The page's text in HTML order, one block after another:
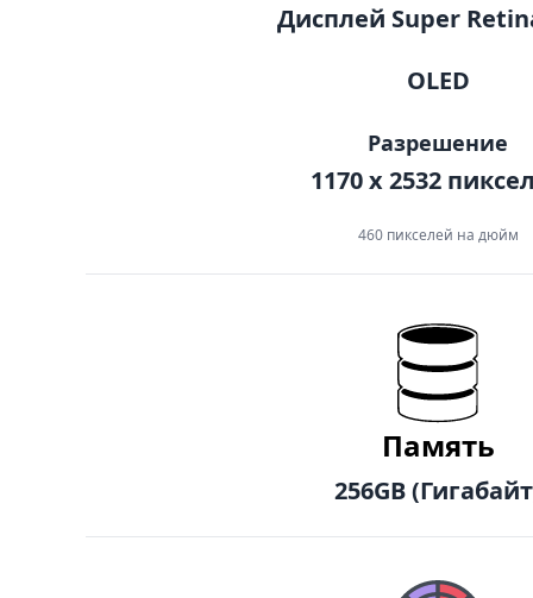
Дисплей Super
OLED
Разрешение
1170 x 2532
460 пикселей на дюйм
Память
256GB